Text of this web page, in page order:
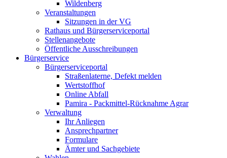
Wildenberg
Veranstaltungen
Sitzungen in der VG
Rathaus und Bürgerserviceportal
Stellenangebote
Öffentliche Ausschreibungen
Bürgerservice
Bürgerserviceportal
Straßenlaterne, Defekt melden
Wertstoffhof
Online Abfall
Pamira - Packmittel-Rücknahme Agrar
Verwaltung
Ihr Anliegen
Ansprechpartner
Formulare
Ämter und Sachgebiete